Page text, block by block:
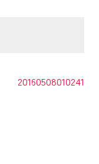
20160508010241